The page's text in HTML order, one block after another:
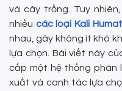
và cây trồng. Tuy
nhiều các loại Kali
nhau, gây không ít khó
lựa chọn. Bài viết này
cấp một hệ thống phân
xuất và canh tác lựa